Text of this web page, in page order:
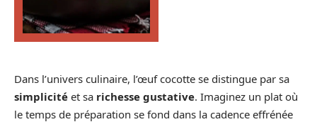
Dans l’univers culinaire, l’œuf cocotte se distingue par sa
simplicité et sa richesse gustative. Imaginez un plat où
le temps de préparation se fond dans la cadence effrénée